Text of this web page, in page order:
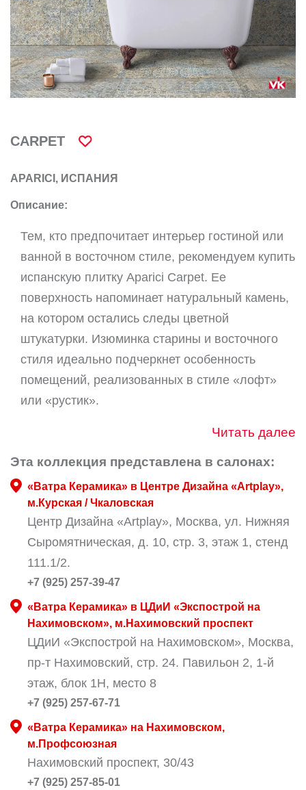
CARPET
APARICI, ИСПАНИЯ
Описание:
Тем, кто предпочитает интерьер гостиной или
ванной в восточном стиле, рекомендуем купить
испанскую плитку Aparici Carpet. Ее
поверхность напоминает натуральный камень,
на котором остались следы цветной
штукатурки. Изюминка старины и восточного
стиля идеально подчеркнет особенность
помещений, реализованных в стиле «лофт»
или «рустик».
Читать далее
Эта коллекция представлена в салонах:
«Ватра Керамика» в Центре Дизайна «Artplay»,
м.Курская / Чкаловская
Центр Дизайна «Artplay», Москва, ул. Нижняя
Сыромятническая, д. 10, стр. 3, этаж 1, стенд
111.1/2.
+7 (925) 257-39-47
«Ватра Керамика» в ЦДиИ «Экспострой на
Нахимовском», м.Нахимовский проспект
ЦДиИ «Экспострой на Нахимовском», Москва,
пр-т Нахимовский, стр. 24. Павильон 2, 1-й
этаж, блок 1Н, место 8
+7 (925) 257-67-71
«Ватра Керамика» на Нахимовском,
м.Профсоюзная
Нахимовский проспект, 30/43
+7 (925) 257-85-01